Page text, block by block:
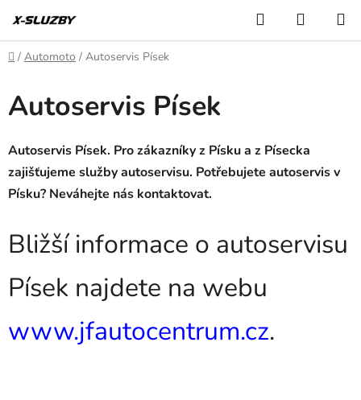
na
obsah
Hledat
KOŠÍK
Domů
/ Automoto / Autoservis Písek
Autoservis Písek
Autoservis Písek. Pro zákazníky z Písku a z Písecka
zajišťujeme služby autoservisu. Potřebujete autoservis v
Písku? Neváhejte nás kontaktovat.
Bližší informace o autoservisu
Písek najdete na webu
www.jfautocentrum.cz.